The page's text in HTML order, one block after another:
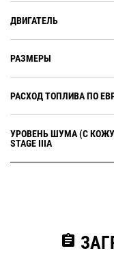
ДВИГАТЕЛЬ
РАЗМЕРЫ
РАСХОД ТОПЛИВА ПО
УРОВЕНЬ ШУМА (С
STAGE IIIA
assignment